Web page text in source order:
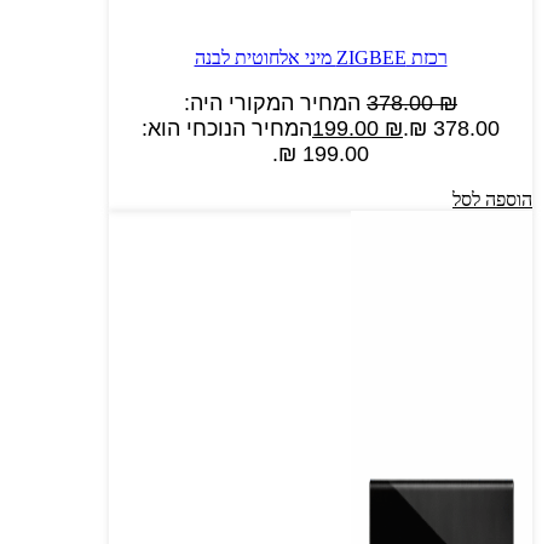
רכזת ZIGBEE מיני אלחוטית לבנה
378.00₪
המחיר המקורי היה:
378.00 ₪.
199.00 ₪
המחיר הנוכחי הוא:
199.00 ₪.
הוספה לסל